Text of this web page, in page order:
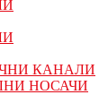
КАНАЛИ
НОСАЧИ